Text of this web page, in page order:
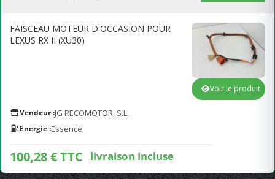
FAISCEAU MOTEUR D'OCCASION POUR
LEXUS RX II (XU30)
Vendeur :JG RECOMOTOR, S.L.
Energie :Essence
100,28 € TTC livraison incluse
Voir le produit